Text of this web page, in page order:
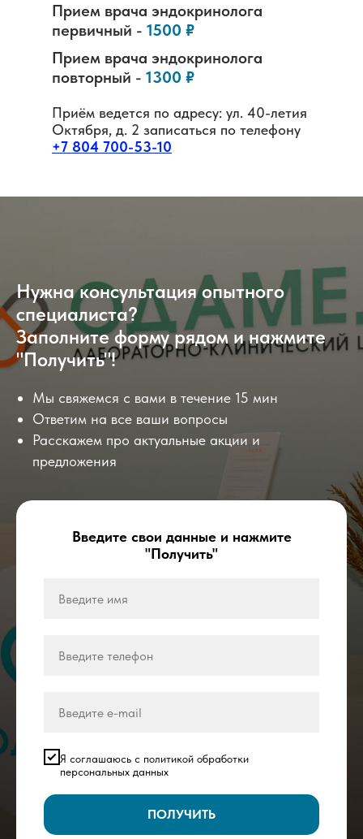
Прием врача эндокринолога
первичный - 1500 ₽
Прием врача эндокринолога
повторный - 1300 ₽
Приём ведется по адресу: ул. 40-летия
Октября, д. 2 записаться по телефону
+7 804 700-53-10
Нужна консультация опытного
специалиста?
Заполните форму рядом и нажмите
"Получить"!
Мы свяжемся с вами в течение 15 мин
Ответим на все ваши вопросы
Расскажем про актуальные акции и
предложения
Введите свои данные и нажмите
"Получить"
Я соглашаюсь с политикой обработки
персональных данных
ПОЛУЧИТЬ